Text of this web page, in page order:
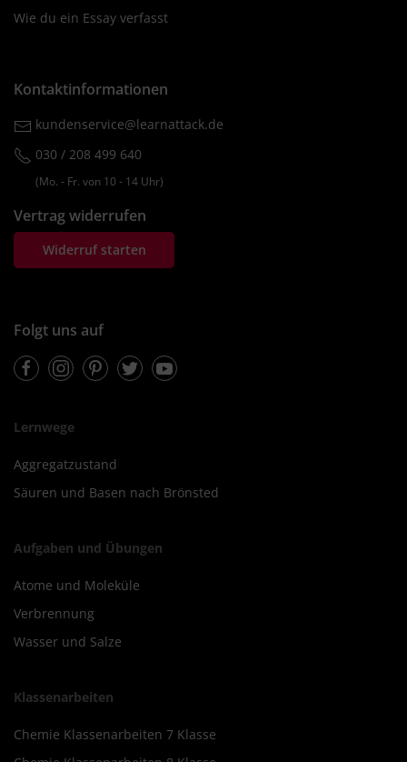
Wie du ein Essay verfasst
Kontaktinformationen
kundenservice@learnattack.de
030 / 208 499 640
(Mo. ‐ Fr. von 10 ‐ 14 Uhr)
Vertrag widerrufen
Widerruf starten
Folgt uns auf
FacebookInstagramPinterestTwitterYoutube
Lernwege
Aggregatzustand
Säuren und Basen nach Brönsted
Aufgaben und Übungen
Atome und Moleküle
Verbrennung
Wasser und Salze
Klassenarbeiten
Chemie Klassenarbeiten 7 Klasse